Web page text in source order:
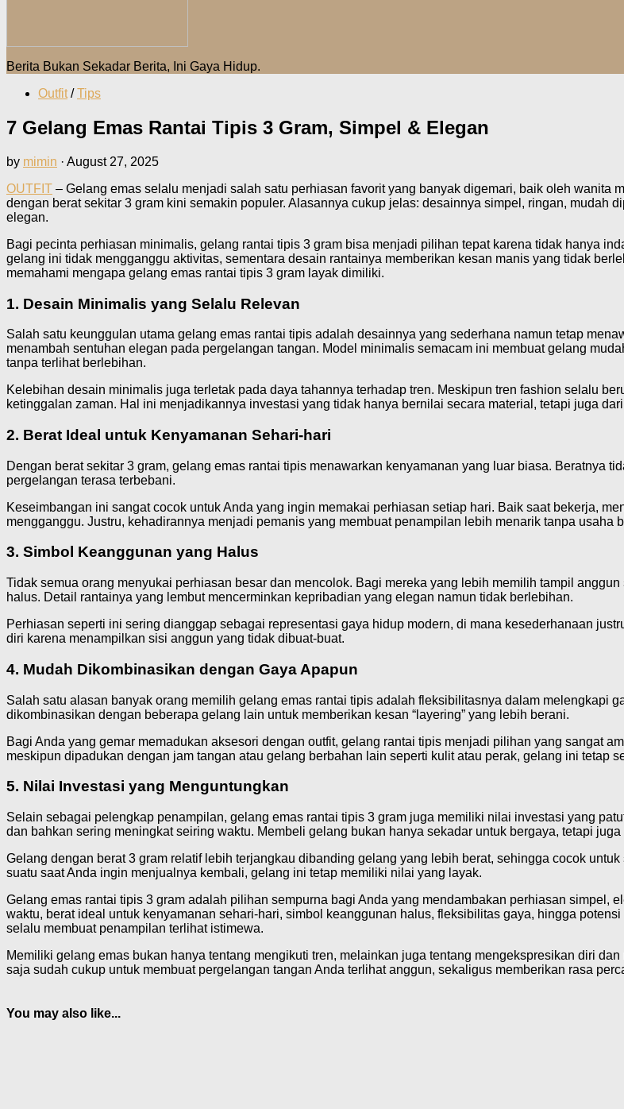
Berita Bukan Sekadar Berita, Ini Gaya Hidup.
Outfit / Tips
7 Gelang Emas Rantai Tipis 3 Gram, Simpel & Elegan
by mimin · August 27, 2025
OUTFIT – Gelang emas selalu menjadi salah satu perhiasan favorit yang banyak digemari, baik oleh wanita
dengan berat sekitar 3 gram kini semakin populer. Alasannya cukup jelas: desainnya simpel, ringan, mudah
elegan.
Bagi pecinta perhiasan minimalis, gelang rantai tipis 3 gram bisa menjadi pilihan tepat karena tidak hanya
gelang ini tidak mengganggu aktivitas, sementara desain rantainya memberikan kesan manis yang tidak
memahami mengapa gelang emas rantai tipis 3 gram layak dimiliki.
1. Desain Minimalis yang Selalu Relevan
Salah satu keunggulan utama gelang emas rantai tipis adalah desainnya yang sederhana namun tetap
menambah sentuhan elegan pada pergelangan tangan. Model minimalis semacam ini membuat gelang
tanpa terlihat berlebihan.
Kelebihan desain minimalis juga terletak pada daya tahannya terhadap tren. Meskipun tren fashion selalu
ketinggalan zaman. Hal ini menjadikannya investasi yang tidak hanya bernilai secara material, tetapi juga
2. Berat Ideal untuk Kenyamanan Sehari-hari
Dengan berat sekitar 3 gram, gelang emas rantai tipis menawarkan kenyamanan yang luar biasa. Beratnya
pergelangan terasa terbebani.
Keseimbangan ini sangat cocok untuk Anda yang ingin memakai perhiasan setiap hari. Baik saat bekerja,
mengganggu. Justru, kehadirannya menjadi pemanis yang membuat penampilan lebih menarik tanpa usaha
3. Simbol Keanggunan yang Halus
Tidak semua orang menyukai perhiasan besar dan mencolok. Bagi mereka yang lebih memilih tampil
halus. Detail rantainya yang lembut mencerminkan kepribadian yang elegan namun tidak berlebihan.
Perhiasan seperti ini sering dianggap sebagai representasi gaya hidup modern, di mana kesederhanaan
diri karena menampilkan sisi anggun yang tidak dibuat-buat.
4. Mudah Dikombinasikan dengan Gaya Apapun
Salah satu alasan banyak orang memilih gelang emas rantai tipis adalah fleksibilitasnya dalam melengkapi
dikombinasikan dengan beberapa gelang lain untuk memberikan kesan “layering” yang lebih berani.
Bagi Anda yang gemar memadukan aksesori dengan outfit, gelang rantai tipis menjadi pilihan yang sangat
meskipun dipadukan dengan jam tangan atau gelang berbahan lain seperti kulit atau perak, gelang ini tetap
5. Nilai Investasi yang Menguntungkan
Selain sebagai pelengkap penampilan, gelang emas rantai tipis 3 gram juga memiliki nilai investasi yang
dan bahkan sering meningkat seiring waktu. Membeli gelang bukan hanya sekadar untuk bergaya, tetapi
Gelang dengan berat 3 gram relatif lebih terjangkau dibanding gelang yang lebih berat, sehingga cocok
suatu saat Anda ingin menjualnya kembali, gelang ini tetap memiliki nilai yang layak.
Gelang emas rantai tipis 3 gram adalah pilihan sempurna bagi Anda yang mendambakan perhiasan simpel,
waktu, berat ideal untuk kenyamanan sehari-hari, simbol keanggunan halus, fleksibilitas gaya, hingga
selalu membuat penampilan terlihat istimewa.
Memiliki gelang emas bukan hanya tentang mengikuti tren, melainkan juga tentang mengekspresikan diri
saja sudah cukup untuk membuat pergelangan tangan Anda terlihat anggun, sekaligus memberikan rasa
You may also like...